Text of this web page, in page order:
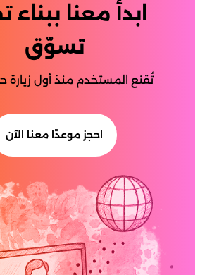
ابدأ معنا ببناء
تسوّق
تُقنع المستخدم منذ أول زيارة
احجز موعدًا معنا الآن